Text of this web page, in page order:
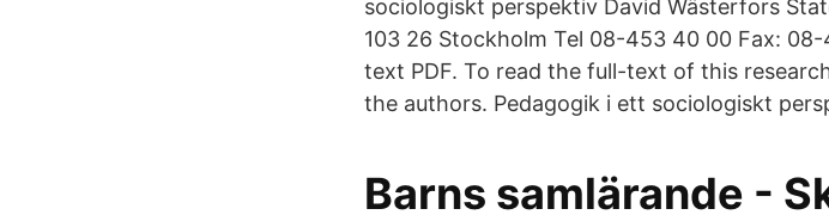
sociologiskt perspektiv David Wästerfors
103 26 Stockholm Tel 08-453 40 00 Fax:
text PDF. To read the full-text of this
the authors. Pedagogik i ett sociologiskt
Barns samlärande -